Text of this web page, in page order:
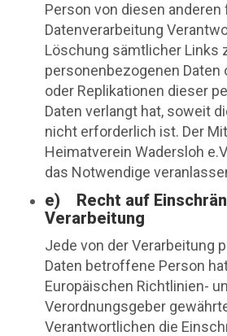
Person von diesen anderen
Datenverarbeitung
Löschung sämtlicher Links
personenbezogenen Daten
oder Replikationen dieser
Daten verlangt hat, soweit
nicht erforderlich ist. Der
Heimatverein Wadersloh
das Notwendige
e) Recht auf
Verarbeitung
Jede von der Verarbeitung
Daten betroffene Person
Europäischen Richtlinien-
Verordnungsgeber
Verantwortlichen die